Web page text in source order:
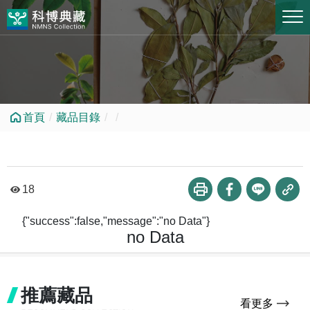
跳到中央內容區塊
首頁 藏品目錄
18
{"success":false,"message":"no Data"}
no Data
推薦藏品 看更多